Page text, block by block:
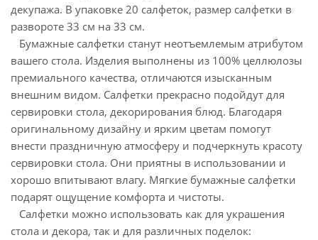
декупажа. В упаковке 20 салфеток, размер салфетки в
развороте 33 см на 33 см.
Бумажные салфетки станут неотъемлемым атрибутом
вашего стола. Изделия выполнены из 100% целлюлозы
премиального качества, отличаются изысканным
внешним видом. Салфетки прекрасно подойдут для
сервировки стола, декорирования блюд. Благодаря
оригинальному дизайну и ярким цветам помогут
внести праздничную атмосферу и подчеркнуть красоту
сервировки стола. Они приятны в использовании и
хорошо впитывают влагу. Мягкие бумажные салфетки
подарят ощущение комфорта и чистоты.
Салфетки можно использовать как для украшения
стола и декора, так и для различных поделок: